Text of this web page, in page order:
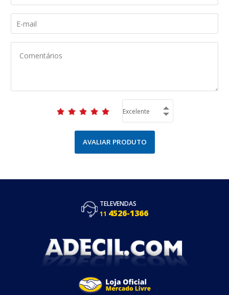
AVALIAR PRODUTO
TELEVENDAS
11 4526-1366